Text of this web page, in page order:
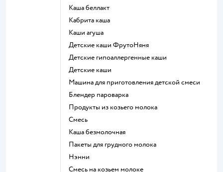
каша беллакт
кабрита каша
каши агуша
Детские каши ФрутоНяня
Детские гипоаллергенные каши
детские каши
машина для приготовления детской смеси
блендер пароварка
продукты из козьего молока
смесь
каша безмолочная
пакеты для грудного молока
нэнни
смесь на козьем молоке